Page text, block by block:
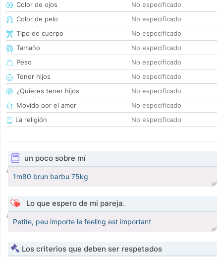
Color de ojos
No especificado
Color de pelo
No especificado
Tipo de cuerpo
No especificado
Tamaño
No especificado
Peso
No especificado
Tener hijos
No especificado
¿Quieres tener hijos
No especificado
Movido por el amor
No especificado
La religión
No especificado
un poco sobre mí
1m80 brun barbu 75kg
Lo que espero de mi pareja.
Petite, peu importe le feeling est important
Los criterios que deben ser respetados